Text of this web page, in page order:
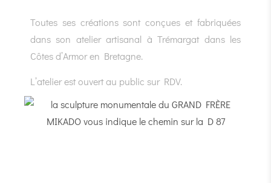
Toutes ses créations sont conçues et fabriquées
dans son atelier artisanal à Trémargat dans les
Côtes d’Armor en Bretagne.
L’atelier est ouvert au public sur RDV.